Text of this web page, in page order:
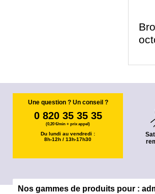
Une question ? Un conseil ?
0 820 35 35 35
(0,20 €/min + prix appel)
Du lundi au vendredi :
8h-12h / 13h-17h30
Nos gammes de produits pour :